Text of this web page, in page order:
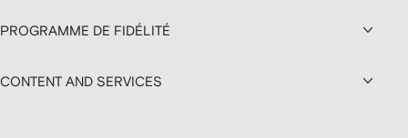
PROGRAMME DE FIDÉLITÉ
CONTENT AND SERVICES